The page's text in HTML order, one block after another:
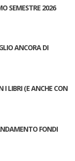
SEMESTRE 2026
ANCORA DI
I LIBRI (E ANCHE CON
FONDI